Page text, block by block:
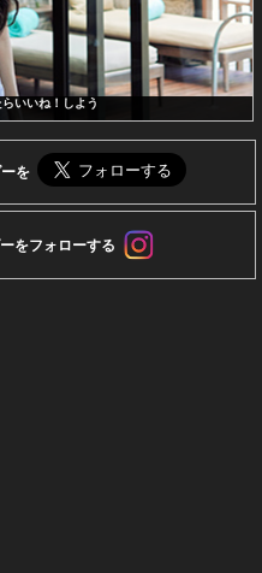
いいね！しよう
を
をフォローする